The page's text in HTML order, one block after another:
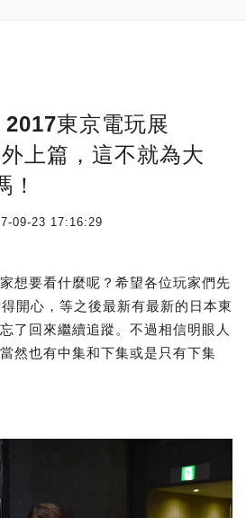
2017東京電玩展
上篇，這不就為大
！
09-23 17:16:29
想要看什麼呢？希望各位玩家們先
開心，等之後最新有最新的日本東
了回來繼續追蹤。不過相信明眼人
然也有中集和下集或是只有下集